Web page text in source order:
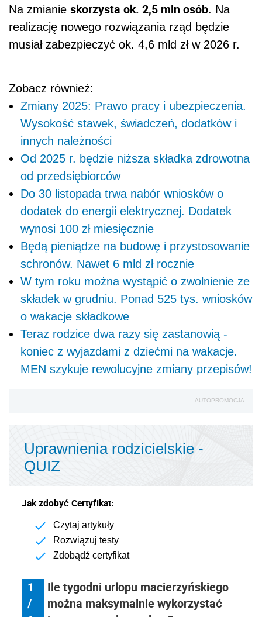
Na zmianie skorzysta ok. 2,5 mln osób. Na
realizację nowego rozwiązania rząd będzie
musiał zabezpieczyć ok. 4,6 mld zł w 2026 r.
Zobacz również:
Zmiany 2025: Prawo pracy i ubezpieczenia.
Wysokość stawek, świadczeń, dodatków i
innych należności
Od 2025 r. będzie niższa składka zdrowotna
od przedsiębiorców
Do 30 listopada trwa nabór wniosków o
dodatek do energii elektrycznej. Dodatek
wynosi 100 zł miesięcznie
Będą pieniądze na budowę i przystosowanie
schronów. Nawet 6 mld zł rocznie
W tym roku można wystąpić o zwolnienie ze
składek w grudniu. Ponad 525 tys. wniosków
o wakacje składkowe
Teraz rodzice dwa razy się zastanowią -
koniec z wyjazdami z dziećmi na wakacje.
MEN szykuje rewolucyjne zmiany przepisów!
AUTOPROMOCJA
Uprawnienia rodzicielskie -
QUIZ
Jak zdobyć Certyfikat:
Czytaj artykuły
Rozwiązuj testy
Zdobądź certyfikat
1
/
Ile tygodni urlopu macierzyńskiego
można maksymalnie wykorzystać